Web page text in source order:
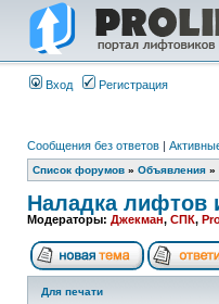
Вход Регистрация
Сообщения без ответов |
Список форумов » Объявления »
Наладка лифтов
Модераторы: Джекман, СПК,
Для печати